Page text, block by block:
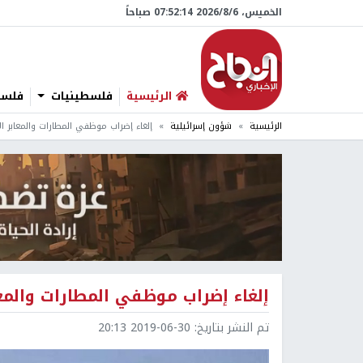
الخميس، 6/‏8/‏2026 07:52:15 صباحاً
الرئيسية فلسطينيات
الرئيسية شؤون إسرائيلية إلغاء إضراب موظفي المطارات والمعابر
إلغاء إضراب موظفي المطارات
تم النشر بتاريخ: 2019-06-30 20:13